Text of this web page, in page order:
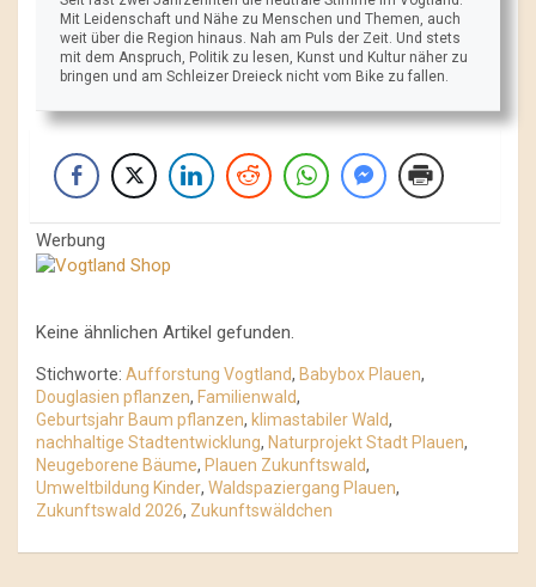
Mit Leidenschaft und Nähe zu Menschen und Themen, auch
weit über die Region hinaus. Nah am Puls der Zeit. Und stets
mit dem Anspruch, Politik zu lesen, Kunst und Kultur näher zu
bringen und am Schleizer Dreieck nicht vom Bike zu fallen.
Werbung
Keine ähnlichen Artikel gefunden.
Stichworte: Aufforstung Vogtland, Babybox Plauen,
Douglasien pflanzen, Familienwald,
Geburtsjahr Baum pflanzen, klimastabiler Wald,
nachhaltige Stadtentwicklung, Naturprojekt Stadt Plauen,
Neugeborene Bäume, Plauen Zukunftswald,
Umweltbildung Kinder, Waldspaziergang Plauen,
Zukunftswald 2026, Zukunftswäldchen